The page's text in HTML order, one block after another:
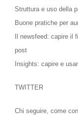
Struttura e uso della
Buone pratiche per
Il newsfeed: capire il
post
Insights: capire e
TWITTER
Chi seguire, come